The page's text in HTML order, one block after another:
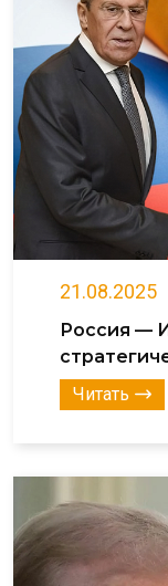
21.08.2025
Россия —
Читать